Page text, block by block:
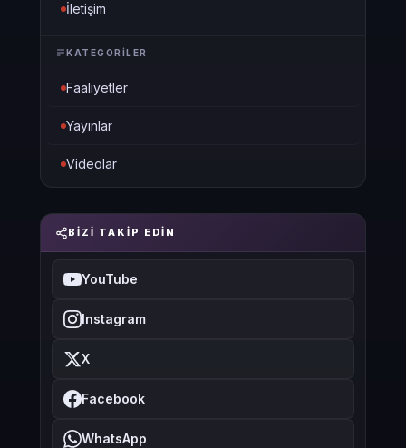
İletişim
KATEGORILER
Faaliyetler
Yayınlar
Videolar
BIZI TAKIP EDIN
YouTube
Instagram
X
Facebook
WhatsApp